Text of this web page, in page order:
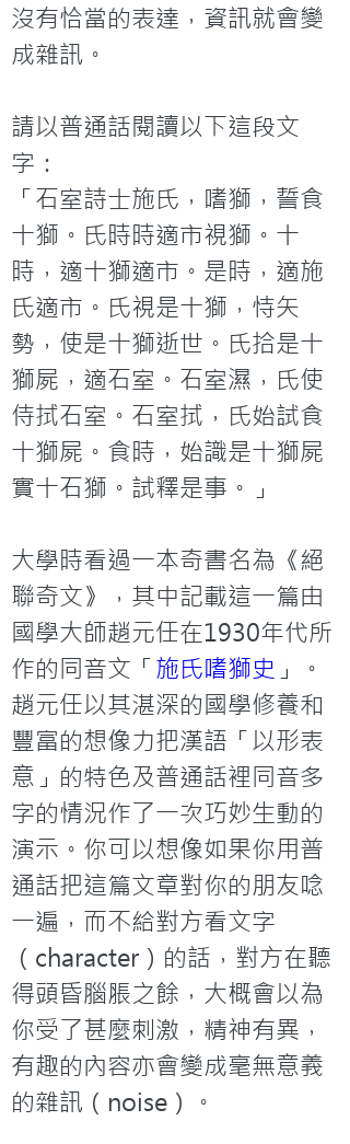
沒有恰當的表達，資訊就會變
成雜訊。
請以普通話閱讀以下這段文
字：
「石室詩士施氏，嗜獅，誓食
十獅。氏時時適市視獅。十
時，適十獅適市。是時，適施
氏適市。氏視是十獅，恃矢
勢，使是十獅逝世。氏拾是十
獅屍，適石室。石室濕，氏使
侍拭石室。石室拭，氏始試食
十獅屍。食時，始識是十獅屍
實十石獅。試釋是事。」
大學時看過一本奇書名為《絕
聯奇文》，其中記載這一篇由
國學大師趙元任在1930年代所
作的同音文「施氏嗜獅史 」。
趙元任以其湛深的國學修養和
豐富的想像力把漢語「以形表
意」的特色及普通話裡同音多
字的情況作了一次巧妙生動的
演示。你可以想像如果你用普
通話把這篇文章對你的朋友唸
一遍，而不給對方看文字
（character）的話，對方在聽
得頭昏腦脹之餘，大概會以為
你受了甚麼刺激，精神有異，
有趣的內容亦會變成毫無意義
的雜訊（noise）。